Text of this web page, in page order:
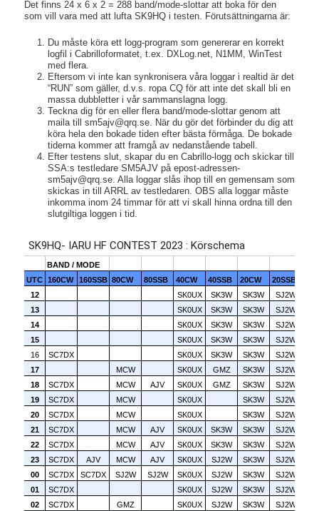
Det finns 24 x 6 x 2 = 288 band/mode-slottar att boka för den
som vill vara med att lufta SK9HQ i testen. Förutsättningarna är:
Du måste köra ett logg-program som genererar en korrekt
logfil i Cabrilloformatet, t.ex. DXLog.net, N1MM, WinTest
med flera.
Eftersom vi inte kan synkronisera våra loggar i realtid är det
“RUN” som gäller, d.v.s. ropa CQ för att inte det skall bli en
massa dubbletter i vår sammanslagna logg.
Teckna dig för en eller flera band/mode-slottar genom att
maila till sm5ajv@qrq.se. När du gör det förbinder du dig att
köra hela den bokade tiden efter bästa förmåga. De bokade
tiderna kommer att framgå av nedanstående tabell.
Efter testens slut, skapar du en Cabrillo-logg och skickar till
SSA:s testledare SM5AJV på epost-adressen-
sm5ajv@qrq.se. Alla loggar slås ihop till en gemensam som
skickas in till ARRL av testledaren. OBS alla loggar måste
inkomma inom 24 timmar för att vi skall hinna ordna till den
slutgiltiga loggen i tid.